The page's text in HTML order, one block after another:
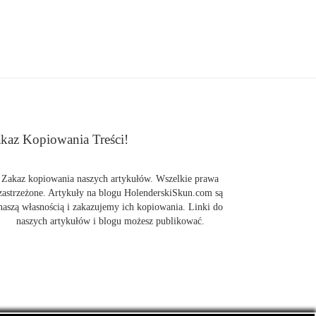
Kopiowania Treści!
Zakaz kopiowania naszych artykułów. Wszelkie prawa
Artykuły na blogu HolenderskiSkun.com są
własnością i zakazujemy ich kopiowania. Linki do
naszych artykułów i blogu możesz publikować.